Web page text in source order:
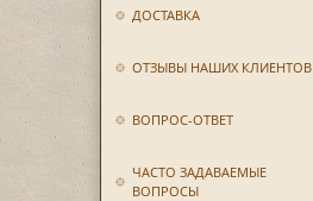
ДОСТАВКА
ОТЗЫВЫ НАШИХ КЛИЕНТОВ
ВОПРОС-ОТВЕТ
ЧАСТО ЗАДАВАЕМЫЕ
ВОПРОСЫ